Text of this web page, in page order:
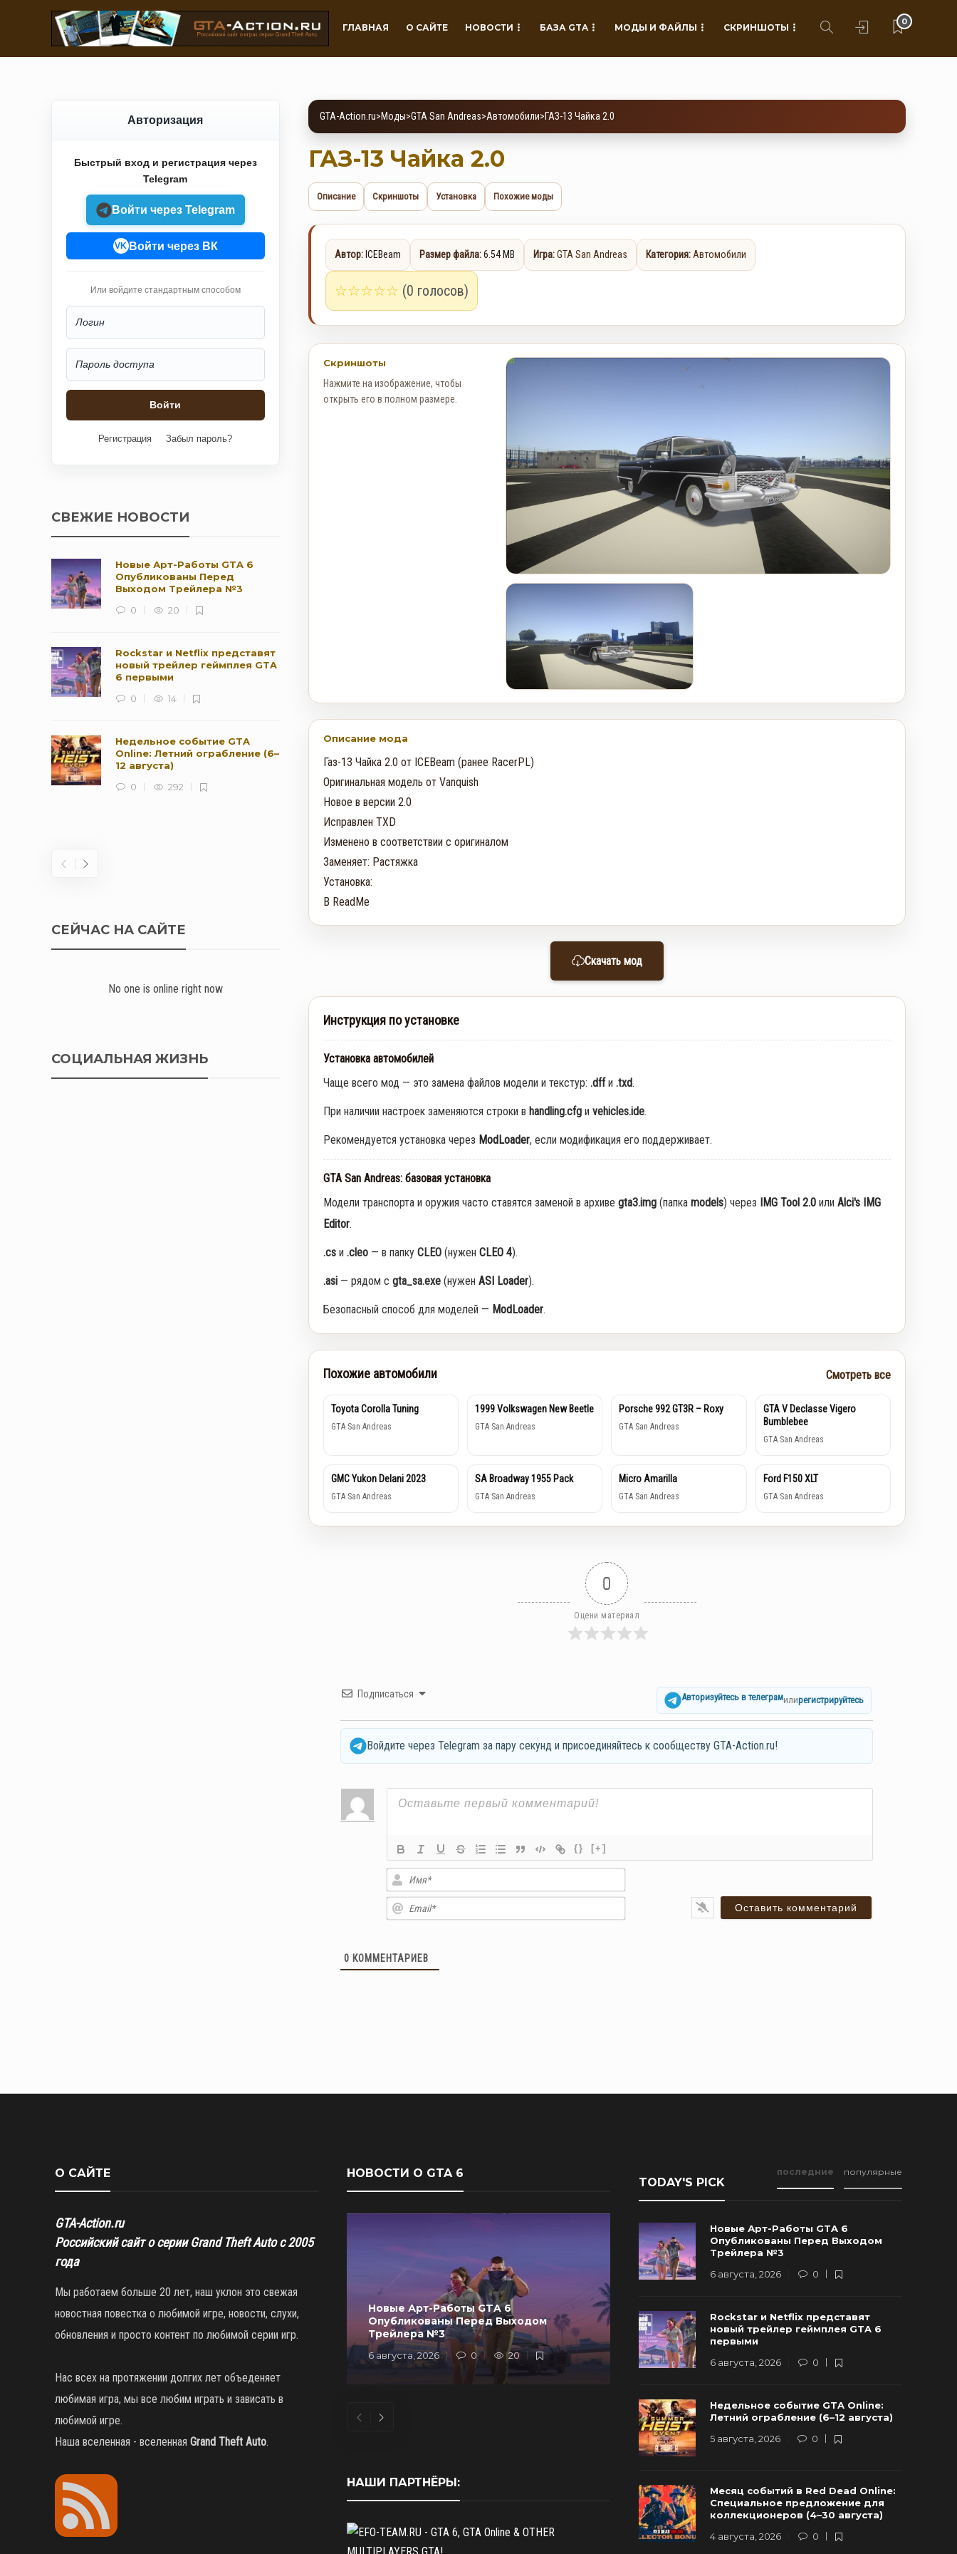
ГЛАВНАЯ О САЙТЕ НОВОСТИ БАЗА GTA МОДЫ И ФАЙЛЫ СКРИНШОТЫ
0
Авторизация
Быстрый вход и регистрация через
Telegram
Войти через Telegram
VK Войти через ВК
Или войдите стандартным способом
Регистрация Забыл пароль?
СВЕЖИЕ НОВОСТИ
Новые Арт-Работы GTA 6
Опубликованы Перед
Выходом Трейлера №3
0
20
Rockstar и Netflix представят
новый трейлер геймплея GTA
6 первыми
0
14
Недельное событие GTA
Online: Летний ограбление (6–
12 августа)
0
292
Месяц событий в Red Dead
обновление для исправления
проблем финала ограбления
0
Как получить редкий
номерной знак LS Pounders в
GTA Online на этой неделе
СЕЙЧАС НА САЙТЕ
No one is online right now
СОЦИАЛЬНАЯ ЖИЗНЬ
GTA-Action.ru>Моды>GTA San Andreas>Автомобили>ГАЗ-13 Чайка 2.0
ГАЗ-13 Чайка 2.0
Описание Скриншоты Установка Похожие моды
Автор:ICEBeam Размер файла:6.54 MB Игра:GTA San Andreas Категория: Автомобили
☆☆☆☆☆ (0 голосов)
Скриншоты
Нажмите на изображение, чтобы
открыть его в полном размере.
Описание мода
Газ-13 Чайка 2.0 от ICEBeam (ранее RacerPL)
Оригинальная модель от Vanquish
Новое в версии 2.0
Исправлен TXD
Изменено в соответствии с оригиналом
Заменяет: Растяжка
Установка:
В ReadMe
Скачать мод
Инструкция по установке
Установка автомобилей
Чаще всего мод — это замена файлов модели и текстур: .dffи .txd.
При наличии настроек заменяются строки в handling.cfgи vehicles.ide.
Рекомендуется установка через ModLoader, если модификация его поддерживает.
GTA San Andreas: базовая установка
Модели транспорта и оружия часто ставятся заменой в архиве gta3.img(папка models) через IMG Tool 2.0или Alci's IMG
Editor.
.csи .cleo— в папку CLEO(нужен CLEO 4).
.asi— рядом с gta_sa.exe(нужен ASI Loader).
Безопасный способ для моделей — ModLoader.
Похожие автомобили Смотреть все
Toyota Corolla Tuning
GTA San Andreas
1999 Volkswagen New Beetle
GTA San Andreas
Porsche 992 GT3R – Roxy
GTA San Andreas
GTA V Declasse Vigero
Bumblebee
GTA San Andreas
GMC Yukon Delani 2023
GTA San Andreas
SA Broadway 1955 Pack
GTA San Andreas
Micro Amarilla
GTA San Andreas
Ford F150 XLT
GTA San Andreas
0
Оцени материал
Подписаться Авторизуйтесь в телеграмилирегистрируйтесь
Войдите через Telegram за пару секунд и присоединяйтесь к сообществу GTA-Action.ru!
{} [+]
Имя*
Email*
0 КОММЕНТАРИЕВ
О САЙТЕ
GTA-Action.ru
Российский сайт о серии Grand Theft Auto с 2005
года
Мы работаем больше 20 лет, наш уклон это свежая
новостная повестка о любимой игре, новости, слухи,
обновления и просто контент по любимой серии игр.
Нас всех на протяжении долгих лет объеденяет
любимая игра, мы все любим играть и зависать в
любимой игре.
Наша вселенная - вселенная Grand Theft Auto.
НОВОСТИ О GTA 6
Новые Арт-Работы GTA 6
Опубликованы Перед Выходом
Трейлера №3
6 августа, 2026 0 20
Rockstar и Netflix представят новый
трейлер геймплея GTA 6 первыми
6 августа, 2026
НАШИ ПАРТНЁРЫ:
TODAY'S PICK
последние популярные
Новые Арт-Работы GTA 6
Опубликованы Перед Выходом
Трейлера №3
6 августа, 2026
0
Rockstar и Netflix представят
новый трейлер геймплея GTA 6
первыми
6 августа, 2026
0
Недельное событие GTA Online:
Летний ограбление (6–12 августа)
5 августа, 2026
0
Месяц событий в Red Dead Online:
Специальное предложение для
коллекционеров (4–30 августа)
4 августа, 2026
0